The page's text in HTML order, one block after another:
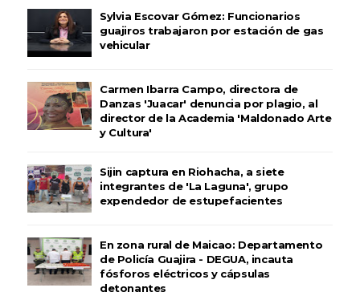
Sylvia Escovar Gómez: Funcionarios
guajiros trabajaron por estación de gas
vehicular
Carmen Ibarra Campo, directora de
Danzas 'Juacar' denuncia por plagio, al
director de la Academia 'Maldonado Arte
y Cultura'
Sijin captura en Riohacha, a siete
integrantes de 'La Laguna', grupo
expendedor de estupefacientes
En zona rural de Maicao: Departamento
de Policía Guajira - DEGUA, incauta
fósforos eléctricos y cápsulas
detonantes